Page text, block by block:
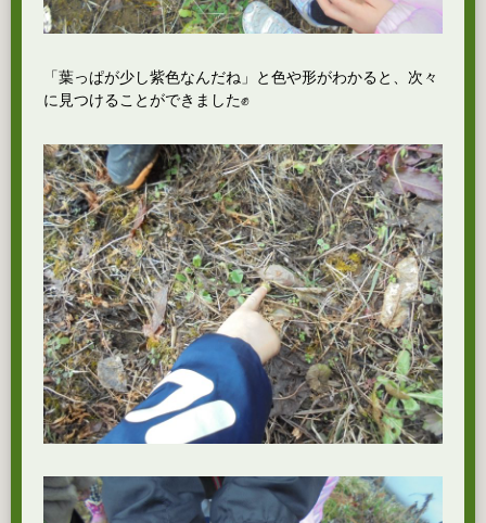
「葉っぱが少し紫色なんだね」と色や形がわかると、次々
に見つけることができました✊